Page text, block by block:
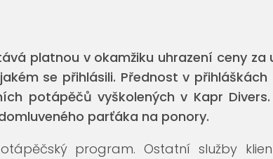
platnou v okamžiku uhrazení ceny
se přihlásili. Přednost v
potápěčů vyškolených v Kapr
parťáka na ponory.
program. Ostatní služby